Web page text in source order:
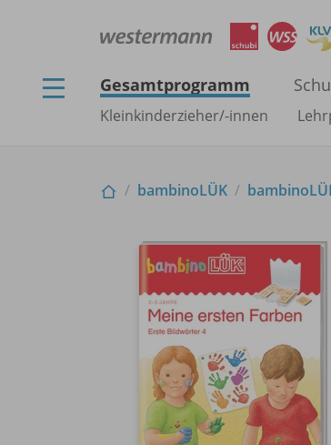
Gesamtprogramm
Kleinkinderzieher/-innen
bambinoLÜK